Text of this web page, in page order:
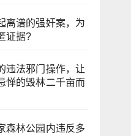
离谱的强奸案，为
证据?
违法邪门操作，让
惮的毁林二千亩而
森林公园内违反多